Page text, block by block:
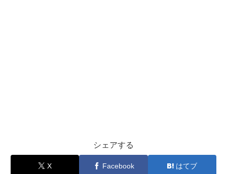
シェアする
X Facebook はてブ